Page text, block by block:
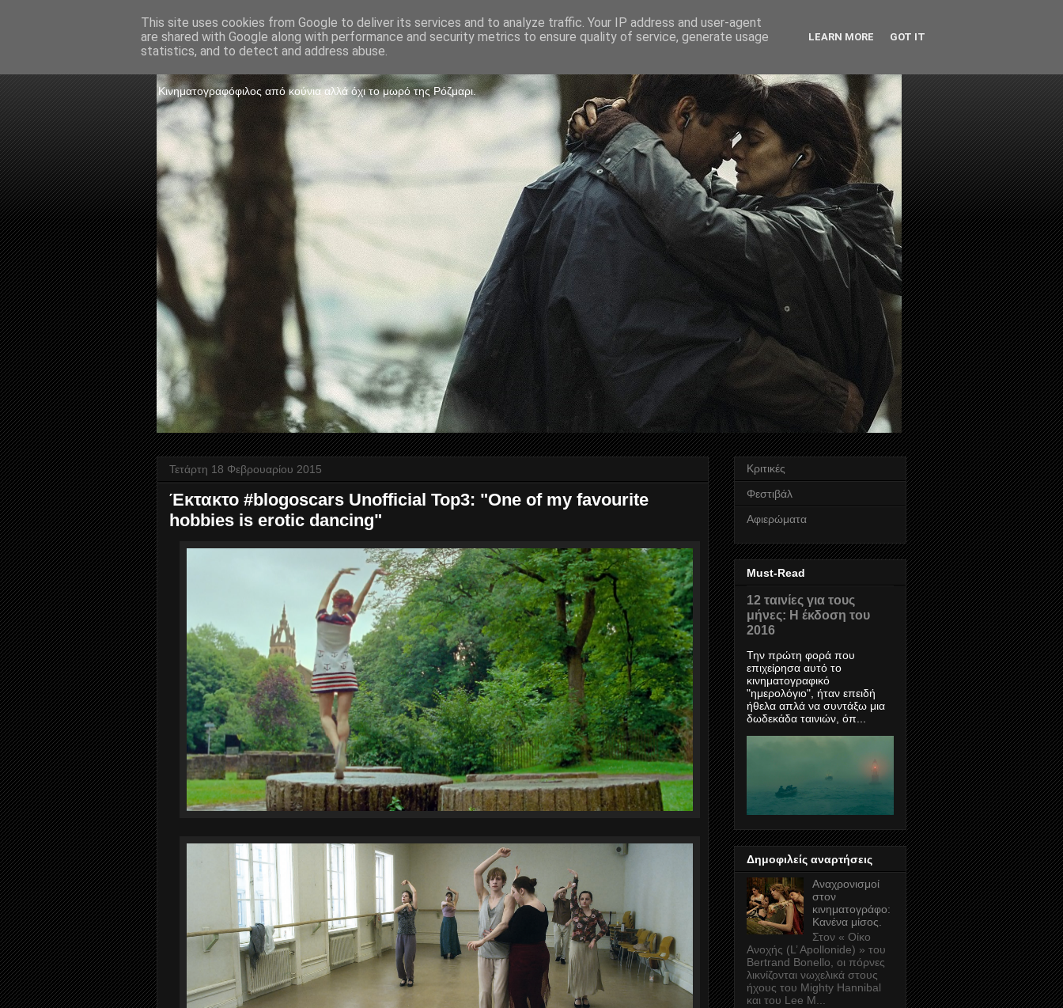
The Frame Game
Κινηματογραφόφιλος από κούνια αλλά όχι το μωρό της Ρόζμαρι.
Τετάρτη 18 Φεβρουαρίου 2015
Έκτακτο #blogoscars Unofficial Top3: "One of my favourite
hobbies is erotic dancing"
Κριτικές
Φεστιβάλ
Αφιερώματα
Must-Read
12 ταινίες για τους
μήνες: Η έκδοση του
2016
Την πρώτη φορά που
επιχείρησα αυτό το
κινηματογραφικό
"ημερολόγιο", ήταν επειδή
ήθελα απλά να συντάξω μια
δωδεκάδα ταινιών, όπ...
Δημοφιλείς αναρτήσεις
Αναχρονισμοί
στον
κινηματογράφο:
Κανένα μίσος.
Στον « Οίκο
Ανοχής (L’ Apollonide) » του
Bertrand Bonello, οι πόρνες
λικνίζονται νωχελικά στους
ήχους του Mighty Hannibal
και του Lee M...
This site uses cookies from Google to deliver its services and to analyze traffic. Your IP address and user-agent
are shared with Google along with performance and security metrics to ensure quality of service, generate usage
statistics, and to detect and address abuse.
LEARN MORE GOT IT